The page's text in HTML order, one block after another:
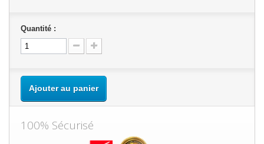
Quantité :
Ajouter au panier
100% Sécurisé